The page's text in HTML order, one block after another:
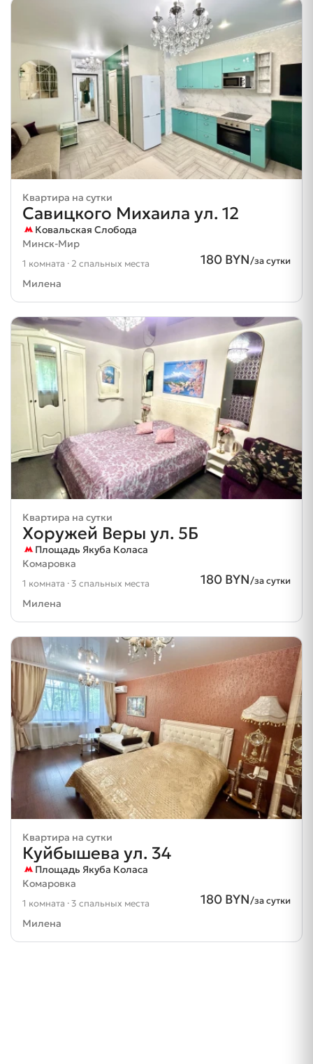
Квартира на сутки
Савицкого Михаила ул. 12
Ковальская Слобода
Минск-Мир
180 BYN/за сутки
1 комната · 2 спальных места
Милена
Квартира на сутки
Хоружей Веры ул. 5Б
Площадь Якуба Коласа
Комаровка
180 BYN/за сутки
1 комната · 3 спальных места
Милена
Квартира на сутки
Куйбышева ул. 34
Площадь Якуба Коласа
Комаровка
180 BYN/за сутки
1 комната · 3 спальных места
Милена